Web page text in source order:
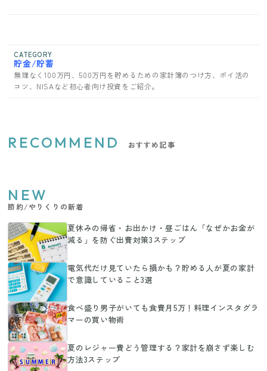
CATEGORY
貯金/貯蓄
無理なく100万円、500万円を貯めるための家計簿のつけ方、ポイ活の
コツ、NISAなど初心者向け投資をご紹介。
RECOMMEND おすすめ記事
NEW
節約/やりくりの新着
夏休みの帰省・お出かけ・昼ごはん「なぜかお金が
減る」を防ぐ出費対策3ステップ
電気代だけ見ていたら損かも？貯める人が夏の家計
で意識していること3選
食べ盛り男子がいても食費月5万！料理インスタグラ
マーの買い物術
夏のレジャー費どう管理する？家計を崩さず楽しむ
方法3ステップ